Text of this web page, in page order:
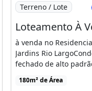
Terreno / Lote
à venda no
Jardins Rio
fechado de alto
perfeito para quem [...]
180m² de Área